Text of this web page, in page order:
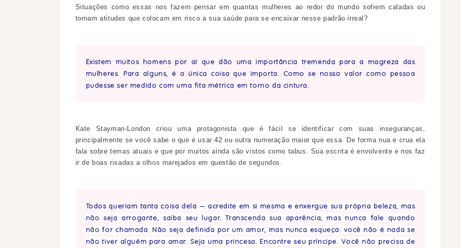
Situações como essas nos fazem pensar em quantas mulheres ao redor do mundo sofrem caladas ou
tomam atitudes que colocam em risco a sua saúde para se encaixar nesse padrão irreal?
Existem muitos homens por aí que dão uma importância tremenda para a magreza das
mulheres. Para alguns, é a única coisa que importa. Como se nosso valor como pessoa
pudesse ser medido com uma fita métrica em torno da cintura.
Kate Stayman-London criou uma protagonista que é fácil se identificar com suas inseguranças,
principalmente se você sabe o que é usar 42 ou outra numeração maior que essa. De forma nua e crua ela
fala sobre temas atuais e que por muitos ainda são vistos como tabus. Sua escrita é envolvente e nos faz
ir de boas risadas a olhos marejados em questão de segundos.
Todos queriam tanta coisa dela — acredite em si mesma e enxergue sua própria beleza, mas
não seja arrogante, saiba seu lugar. Transcenda sua aparência, mas nunca fale quando
não for chamada. Não seja definida por um amor, mas nunca esqueça: você não é nada se
não tiver alguém para amar. Seja uma princesa. Encontre seu príncipe. Você não precisa de